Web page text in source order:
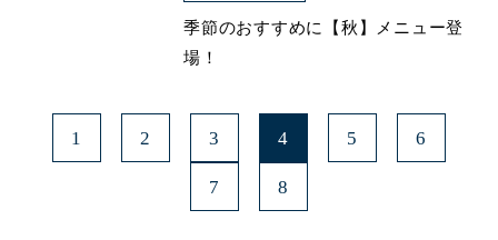
季節のおすすめに【秋】メニュー登
場！
1 2 3 4 5 6
7 8